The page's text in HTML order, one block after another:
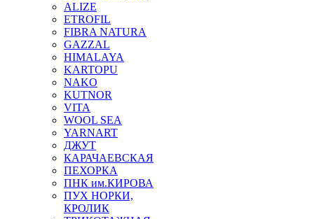
ALIZE
ETROFIL
FIBRA NATURA
GAZZAL
HIMALAYA
KARTOPU
NAKO
KUTNOR
VITA
WOOL SEA
YARNART
ДЖУТ
КАРАЧАЕВСКАЯ
ПЕХОРКА
ПНК им.КИРОВА
ПУХ НОРКИ,
КРОЛИК